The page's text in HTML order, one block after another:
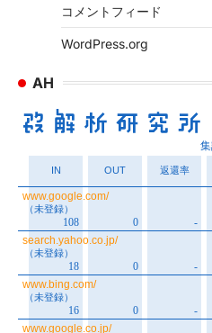
コメントフィード
WordPress.org
AH